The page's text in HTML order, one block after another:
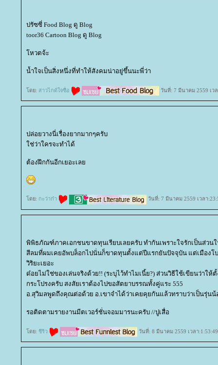
ปรัซซี่ Food Blog ดู Blog
toor36 Cartoon Blog ดู Blog
หวตจ้ะ
น้ำใจเป็นสิ่งหนึ่งที่ทำให้สังคมน่าอยู่ขึ้นนะพี่ว่า
ดย: สาวไกด์ใจซื่อ วันที่: 7 มีนาคม 2559 เว
ปล่อยวางนี่เรื่องยากมากๆครับ
ช่ว่าใครจะทำได้
ต้องฝึกกันอีกเยอะเล
ดย: กะว่าก๋า วันที่: 7 มีนาคม 2559 เวลา
พิพิธภัณฑ์ภาคเอกชนขาดทุนเรียบเลยครับ ทำกันเพราะใจรักเป็นส่ว
สีลมที่ผมเคยอัพบล็อกไปนั่นก็ขาดทุนตั้งแต่ปีแรกยันปัจจุบัน แต่เมืองโ
วิริยะเยอะ
ด๋อยไม่ใช่ของเล่นจริงด้วย!! (ระบุไว้ทำไมเนี้ย?) ส่วนวิธีใช้เขียนว่าให้
กระโปรงครับ สงสัยเราต้องไปขอสัตยาบรรณทั้งคู่แระ 555
อ.สุวิมลพูดถึงคุณต่อด้วย อ.เขาจำได้ว่าเคยคุยกันแล้วทราบว่าเป็นรุ่น
รอติดตามรายงานมีตเวอร์ชั่นจอมมารนะครับ //ปูเสื่อ
ดย: ชีริว วันที่: 8 มีนาคม 2559 เวลา